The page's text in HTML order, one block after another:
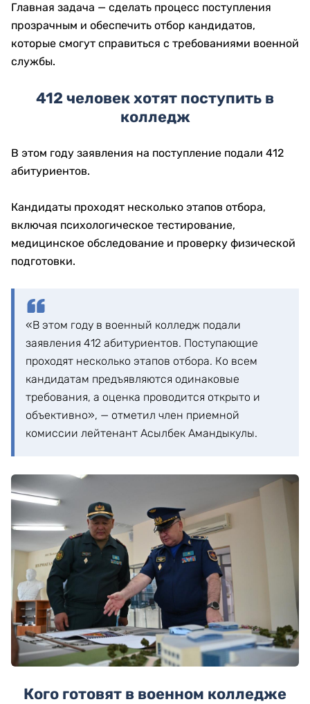
Главная задача — сделать процесс поступления
прозрачным и обеспечить отбор кандидатов,
которые смогут справиться с требованиями военной
службы.
412 человек хотят поступить в
колледж
В этом году заявления на поступление подали 412
абитуриентов.
Кандидаты проходят несколько этапов отбора,
включая психологическое тестирование,
медицинское обследование и проверку физической
подготовки.
«В этом году в военный колледж подали
заявления 412 абитуриентов. Поступающие
проходят несколько этапов отбора. Ко всем
кандидатам предъявляются одинаковые
требования, а оценка проводится открыто и
объективно», — отметил член приемной
комиссии лейтенант Асылбек Амандыкулы.
Кого готовят в военном колледже